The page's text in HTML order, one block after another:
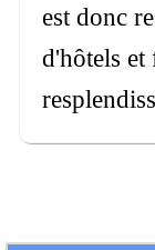
est donc
d'hôtels et